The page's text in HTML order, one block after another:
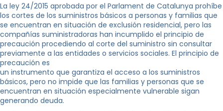
La ley 24/2015 aprobada por el Parlament de Catalunya prohíbe
los cortes de los suministros básicos a personas y familias que
se encuentran en situación de exclusión residencial, pero las
compañías suministradoras han incumplido el principio de
precaución procediendo al corte del suministro sin consultar
previamente a las entidades o servicios sociales. El principio de
precaución es
un instrumento que garantiza el acceso a los suministros
básicos, pero no impide que las familias y personas que se
encuentran en situación especialmente vulnerable sigan
generando deuda.